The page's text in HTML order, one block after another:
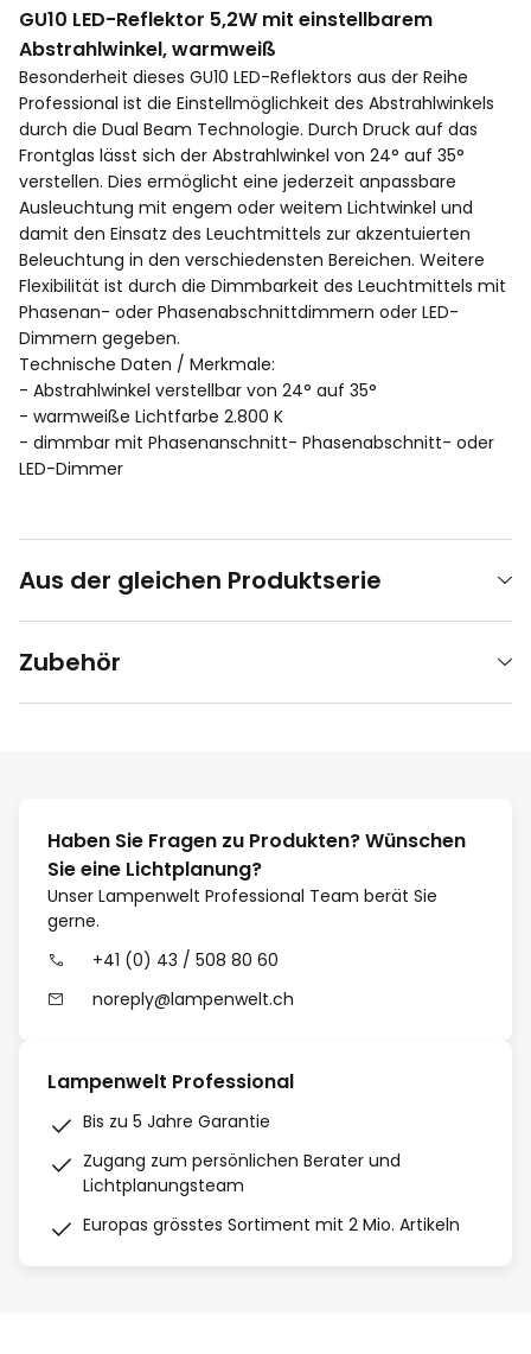
GU10 LED-Reflektor 5,2W mit einstellbarem
Abstrahlwinkel, warmweiß
Besonderheit dieses GU10 LED-Reflektors aus der Reihe
Professional ist die Einstellmöglichkeit des Abstrahlwinkels
durch die Dual Beam Technologie. Durch Druck auf das
Frontglas lässt sich der Abstrahlwinkel von 24° auf 35°
verstellen. Dies ermöglicht eine jederzeit anpassbare
Ausleuchtung mit engem oder weitem Lichtwinkel und
damit den Einsatz des Leuchtmittels zur akzentuierten
Beleuchtung in den verschiedensten Bereichen. Weitere
Flexibilität ist durch die Dimmbarkeit des Leuchtmittels mit
Phasenan- oder Phasenabschnittdimmern oder LED-
Dimmern gegeben.
Technische Daten / Merkmale:
- Abstrahlwinkel verstellbar von 24° auf 35°
- warmweiße Lichtfarbe 2.800 K
- dimmbar mit Phasenanschnitt- Phasenabschnitt- oder
LED-Dimmer
Aus der gleichen Produktserie
Zubehör
Haben Sie Fragen zu Produkten? Wünschen
Sie eine Lichtplanung?
Unser Lampenwelt Professional Team berät Sie
gerne.
+41 (0) 43 / 508 80 60
noreply@lampenwelt.ch
Lampenwelt Professional
Bis zu 5 Jahre Garantie
Zugang zum persönlichen Berater und
Lichtplanungsteam
Europas grösstes Sortiment mit 2 Mio. Artikeln